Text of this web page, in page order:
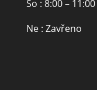
So : 8:00 – 11:00
Ne : Zavřeno